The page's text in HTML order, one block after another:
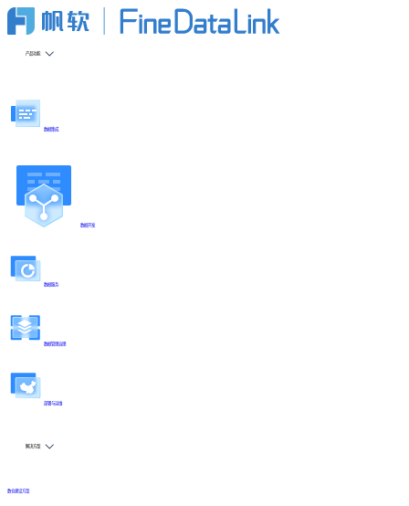
产品功能
数据集成
数据开发
数据服务
数据管理治理
部署与运维
解决方案
数仓建设方案